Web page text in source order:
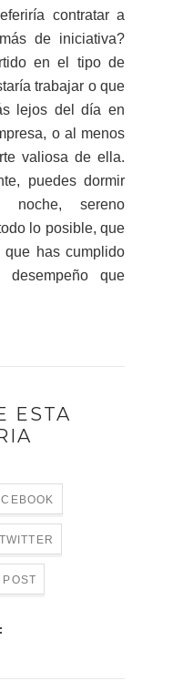
contratar a
de iniciativa?
en el tipo de
trabajar o que
lejos del día en
o al menos
valiosa de ella.
puedes dormir
noche, sereno
lo posible, que
has cumplido
que
ESTA